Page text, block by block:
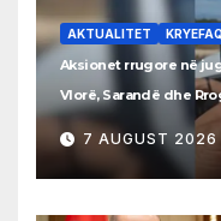
AKTUALITET
Aksionet rrugore në
Vlorë, Sarandë dhe
7 AUGUST 2026